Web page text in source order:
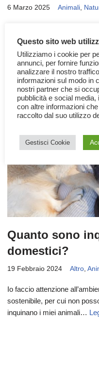
6 Marzo 2025 Animali,
cambiamento climatico: pur
subiscono tutti gli effetti
Quanto sono
domestici?
19 Febbraio 2024 Altro
Io faccio attenzione
sostenibile, per cui non
inquinano i miei animali…
Questo sito web
Utilizziamo i cookie per
annunci, per fornire
analizzare il nostro
informazioni sul modo in
nostri partner che si
pubblicità e social
con altre informazioni
raccolto dal suo utilizzo
Gestisci Cookie